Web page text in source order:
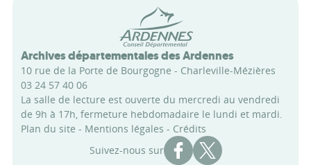
Conseil départemental des
Archives départementales des Ardennes
10 rue de la Porte de Bourgogne - Charleville-Mézières
03 24 57 40 06
La salle de lecture est ouverte du mercredi au vendredi
de 9h à 17h, fermeture hebdomadaire le lundi et mardi.
Plan du site - Mentions légales - Crédits
Suivez-nous sur
Compte Facebook des
Compte X des